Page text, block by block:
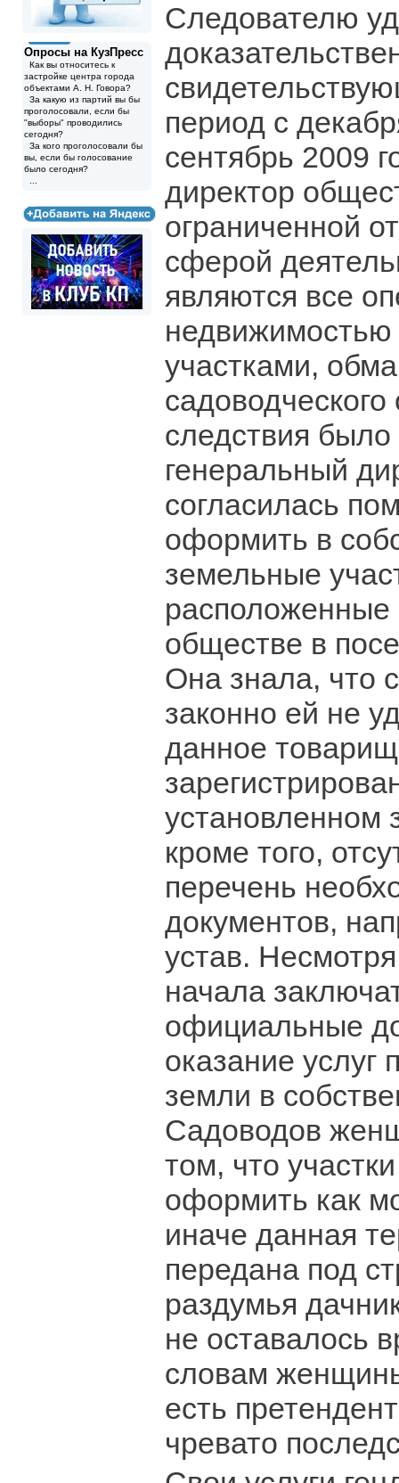
Опросы на КузПресс
Как вы относитесь к
застройке центра города
объектами А. Н. Говора?
За какую из партий вы бы
проголосовали, если бы
"выборы" проводились
сегодня?
За кого проголосовали бы
вы, если бы голосование
было сегодня?
Следователю
период с
сентябрь 2009
директор
ограниченной
сферой
являются все
участками,
следствия было
генеральный
согласилась
оформить в
земельные
расположенные
обществе в
Она знала, что
законно ей не
данное
установленном
кроме того,
перечень
документов,
устав.
начала
официальные
оказание
земли в
Садоводов
том, что
оформить как
иначе данная
передана под
раздумья
не оставалось
словам
есть
чревато